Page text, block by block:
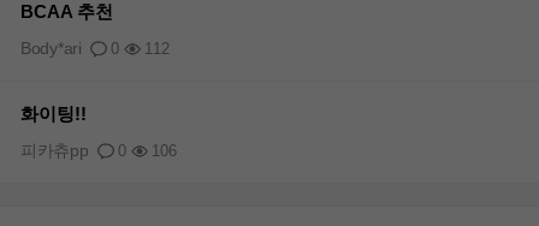
BCAA 추천
0 112
Body*ari
화이팅!!
0 106
피카츄pp